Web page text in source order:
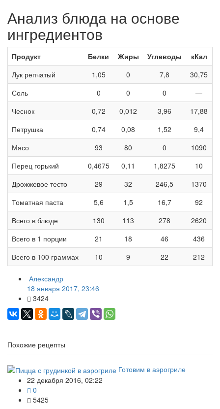
Анализ блюда на основе
ингредиентов
Продукт Белки Жиры Углеводы
кКал
Лук репчатый
1,05 0 7,8
30,75
Соль
0 0 0
—
Чеснок
0,72 0,012 3,96
17,88
Петрушка
0,74 0,08 1,52
9,4
Мясо
93 80 0
1090
Перец горький
0,4675 0,11 1,8275
10
Дрожжевое тесто
29 32 246,5
1370
Томатная паста
5,6 1,5 16,7
92
Всего в блюде
130 113 278
2620
Всего в 1 порции
21 18 46
436
Всего в 100 граммах
10 9 22 212
Александр
18 января 2017, 23:46
3424
Похожие рецепты
Готовим в аэрогриле
22 декабря 2016, 02:22
0
5425